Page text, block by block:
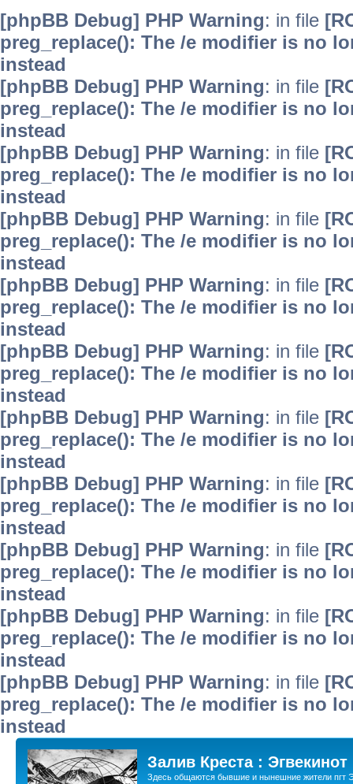
[phpBB Debug] PHP Warning: in file
preg_replace(): The /e modifier is no
instead
[phpBB Debug] PHP Warning: in file
preg_replace(): The /e modifier is no
instead
[phpBB Debug] PHP Warning: in file
preg_replace(): The /e modifier is no
instead
[phpBB Debug] PHP Warning: in file
preg_replace(): The /e modifier is no
instead
[phpBB Debug] PHP Warning: in file
preg_replace(): The /e modifier is no
instead
[phpBB Debug] PHP Warning: in file
preg_replace(): The /e modifier is no
instead
[phpBB Debug] PHP Warning: in file
preg_replace(): The /e modifier is no
instead
[phpBB Debug] PHP Warning: in file
preg_replace(): The /e modifier is no
instead
[phpBB Debug] PHP Warning: in file
preg_replace(): The /e modifier is no
instead
[phpBB Debug] PHP Warning: in file
preg_replace(): The /e modifier is no
instead
[phpBB Debug] PHP Warning: in file
preg_replace(): The /e modifier is no
instead
Залив Креста : Эгвекинот
Здесь общаются бывшие и нынешние жители пгт